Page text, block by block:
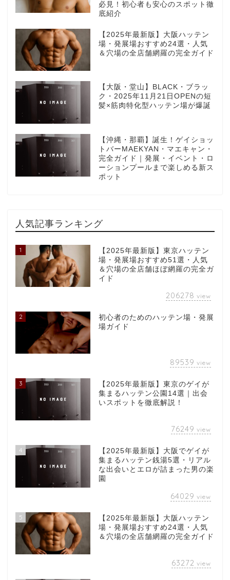
必見！初心者も安心のスポット徹
底紹介
【2025年最新版】大阪ハッテン
場・発展場おすすめ24選・人気
＆穴場の全店舗網羅の完全ガイド
【大阪・堂山】BLACK・ブラッ
ク・2025年11月21日OPENの短
髪×筋肉特化型ハッテン場が爆誕
【沖縄・那覇】誕生！ゲイショッ
トバーMAEKYAN・マエキャン・
完全ガイド｜発展・イベント・ロ
ーションプールまで楽しめる新ス
ポット
人気記事ランキング
1
【2025年最新版】東京ハッテン
場・発展場おすすめ51選・人気
＆穴場の全店舗ほぼ網羅の完全ガ
イド
206278 view
2
初心者のためのハッテン場・発展
場ガイド
89539 view
3
【2025年最新版】東京のゲイが
集まるハッテン公園14選｜出会
いスポットを徹底解説！
76249 view
4
【2025年最新版】大阪でゲイが
集まるハッテン銭湯5選・リアル
な出会いとエロが詰まった男の楽
園
64029 view
5
【2025年最新版】大阪ハッテン
場・発展場おすすめ24選・人気
＆穴場の全店舗網羅の完全ガイド
63272 view